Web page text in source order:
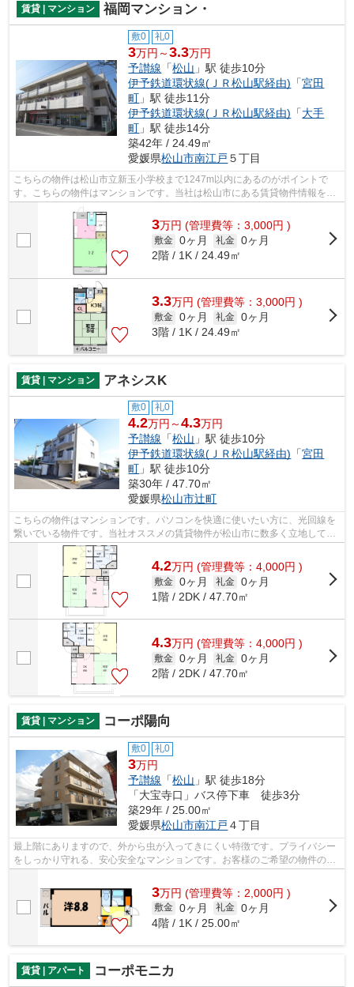
賃貸 | マンション 福岡マンション・
敷0 礼0
3万円～3.3万円
予讃線 「松山 」駅 徒歩10分
伊予鉄道環状線(ＪＲ松山駅経由) 「宮田
町 」駅 徒歩11分
伊予鉄道環状線(ＪＲ松山駅経由) 「大手
町 」駅 徒歩14分
築42年 / 24.49㎡
愛媛県松山市南江戸 ５丁目
こちらの物件は松山市立新玉小学校まで1247m以内にあるのがポイントで
す。こちらの物件はマンションです。当社は松山市にある賃貸物件情報を豊
富に取り扱っております。地域に密着して...
3万円 (管理費等：3,000円 )
敷金 0ヶ月 礼金 0ヶ月
2階 / 1K / 24.49㎡
3.3万円 (管理費等：3,000円 )
敷金 0ヶ月 礼金 0ヶ月
3階 / 1K / 24.49㎡
賃貸 | マンション アネシスK
敷0 礼0
4.2万円～4.3万円
予讃線 「松山 」駅 徒歩10分
伊予鉄道環状線(ＪＲ松山駅経由) 「宮田
町 」駅 徒歩10分
築30年 / 47.70㎡
愛媛県松山市辻町
こちらの物件はマンションです。パソコンを快適に使いたい方に、光回線を
繋いでいる物件です。当社オススメの賃貸物件が松山市に数多く立地してい
ます。多種多様な物件を取り扱ってい...
4.2万円 (管理費等：4,000円 )
敷金 0ヶ月 礼金 0ヶ月
1階 / 2DK / 47.70㎡
4.3万円 (管理費等：4,000円 )
敷金 0ヶ月 礼金 0ヶ月
2階 / 2DK / 47.70㎡
賃貸 | マンション コーポ陽向
敷0 礼0
3万円
予讃線 「松山 」駅 徒歩18分
「大宝寺口」バス停下車 徒歩3分
築29年 / 25.00㎡
愛媛県松山市南江戸 ４丁目
最上階にありますので、外から虫が入ってきにくい特徴です。プライバシー
をしっかり守れる、安心安全なマンションです。お客様のご希望の物件の条
3万円 (管理費等：2,000円 )
敷金 0ヶ月 礼金 0ヶ月
4階 / 1K / 25.00㎡
賃貸 | アパート コーポモニカ